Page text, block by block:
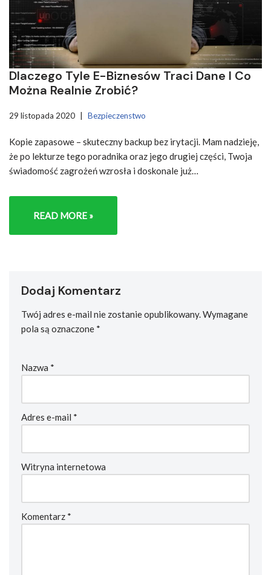
Dlaczego Tyle E-Biznesów Traci Dane I Co
Można Realnie Zrobić?
29 listopada 2020 Bezpieczenstwo
Kopie zapasowe – skuteczny backup bez irytacji. Mam nadzieję,
że po lekturze tego poradnika oraz jego drugiej części, Twoja
świadomość zagrożeń wzrosła i doskonale już…
READ MORE »
Dodaj Komentarz
Twój adres e-mail nie zostanie opublikowany.Wymagane
pola są oznaczone *
Nazwa *
Adres e-mail *
Witryna internetowa
Komentarz *